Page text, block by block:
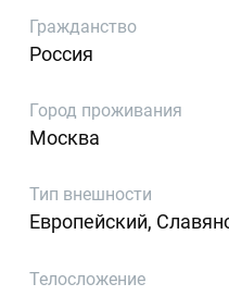
Гражданство
Россия
Город проживания
Москва
Тип внешности
Европейский,
Телосложение